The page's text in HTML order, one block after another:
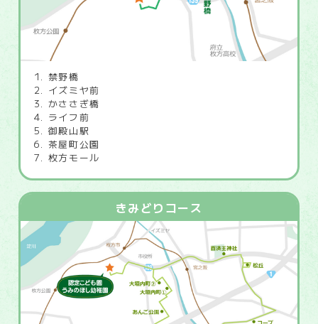
禁野橋
イズミヤ前
かささぎ橋
ライフ前
御殿山駅
茶屋町公園
枚方モール
きみどりコース